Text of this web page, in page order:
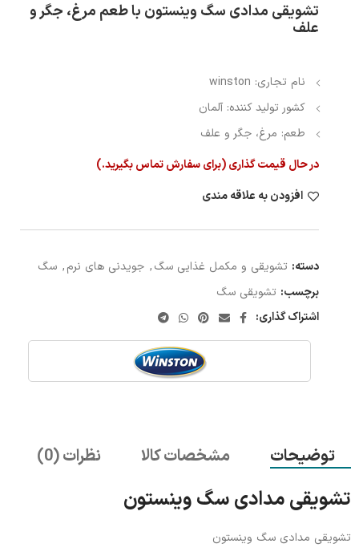
تشویقی مدادی سگ وینستون با طعم مرغ، جگر و
علف
نام تجاری: winston
کشور تولید کننده: آلمان
طعم: مرغ، جگر و علف
در حال قیمت گذاری (برای سفارش تماس بگیرید.)
افزودن به علاقه مندی
دسته: تشویقی و مکمل غذایی سگ, جویدنی های نرم, سگ
برچسب: تشویقی سگ
اشتراک گذاری:
توضیحات مشخصات کالا نظرات (0)
تشویقی مدادی سگ وینستون
تشویقی مدادی سگ وینستون